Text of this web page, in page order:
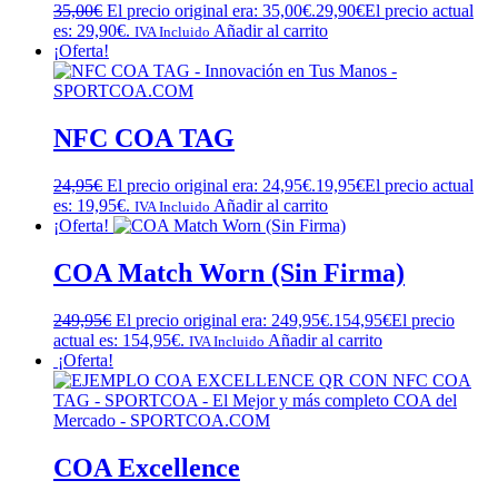
35,00€ El precio original era: 35,00€.29,90€El precio actual
es: 29,90€. IVA Incluido Añadir al carrito
¡Oferta!
NFC COA TAG
24,95€ El precio original era: 24,95€.19,95€El precio actual
es: 19,95€. IVA Incluido Añadir al carrito
¡Oferta!
COA Match Worn (Sin Firma)
249,95€ El precio original era: 249,95€.154,95€El precio
actual es: 154,95€. IVA Incluido Añadir al carrito
¡Oferta!
COA Excellence